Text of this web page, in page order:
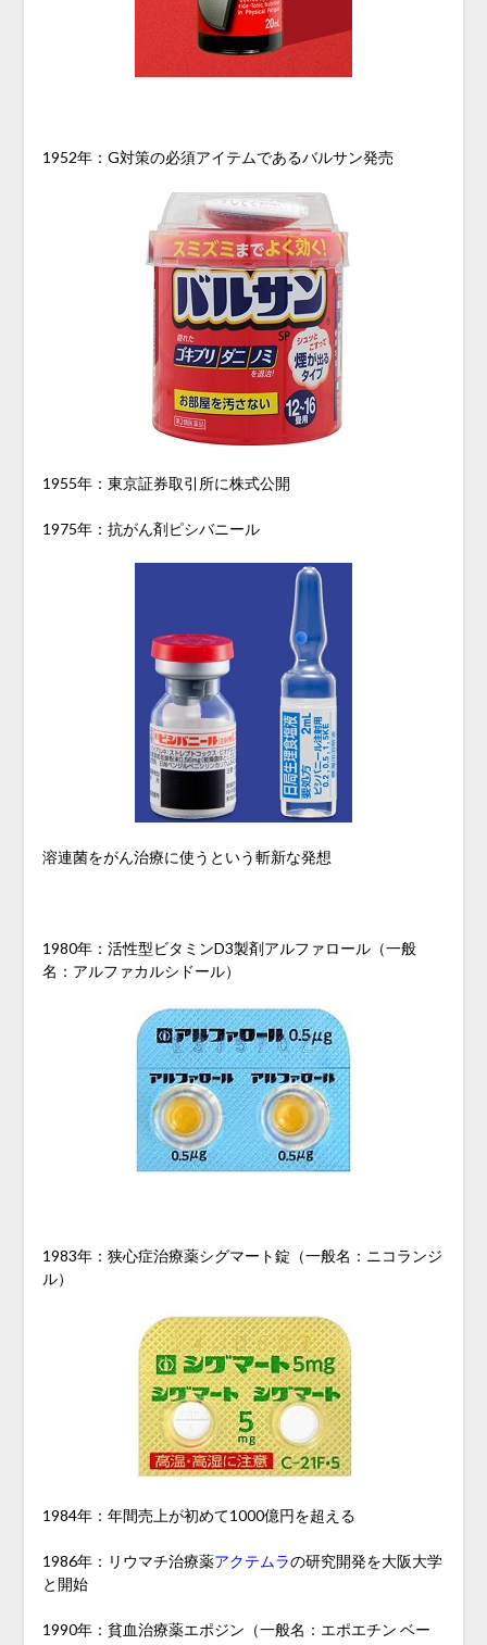
1952年：G対策の必須アイテムであるバルサン発売
1955年：東京証券取引所に株式公開
1975年：抗がん剤ピシバニール
溶連菌をがん治療に使うという斬新な発想
1980年：活性型ビタミンD3製剤アルファロール（一般
名：アルファカルシドール）
1983年：狭心症治療薬シグマート錠（一般名：ニコランジ
ル）
1984年：年間売上が初めて1000億円を超える
1986年：リウマチ治療薬アクテムラの研究開発を大阪大学
と開始
1990年：貧血治療薬エポジン（一般名：エポエチン ベー